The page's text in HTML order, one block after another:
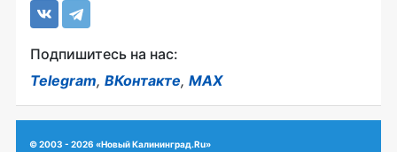
Подпишитесь на нас:
Telegram, ВКонтакте, MAX
© 2003 - 2026 «Новый Калининград.Ru»